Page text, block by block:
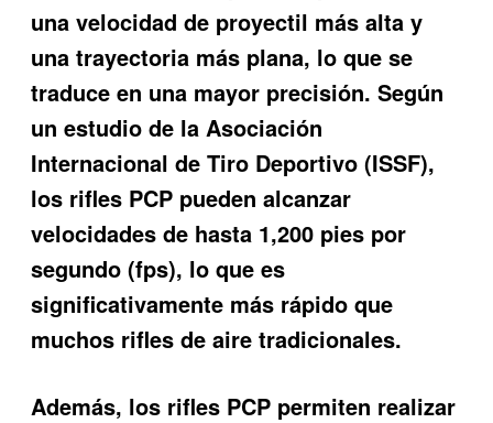
una velocidad de proyectil más alta y
una trayectoria más plana, lo que se
traduce en una mayor precisión. Según
un estudio de la Asociación
Internacional de Tiro Deportivo (ISSF),
los rifles PCP pueden alcanzar
velocidades de hasta 1,200 pies por
segundo (fps), lo que es
significativamente más rápido que
muchos rifles de aire tradicionales.
Además, los rifles PCP permiten realizar